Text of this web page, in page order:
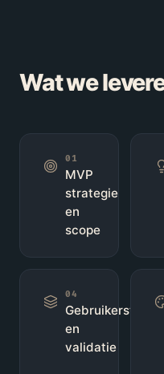
Wat we
01
MVP
strategie
en
scope
04
en
validatie